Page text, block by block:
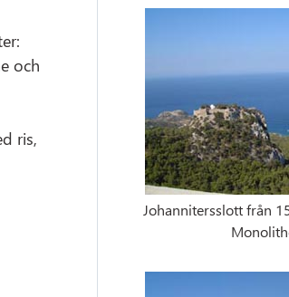
och
ris,
Johannitersslott från